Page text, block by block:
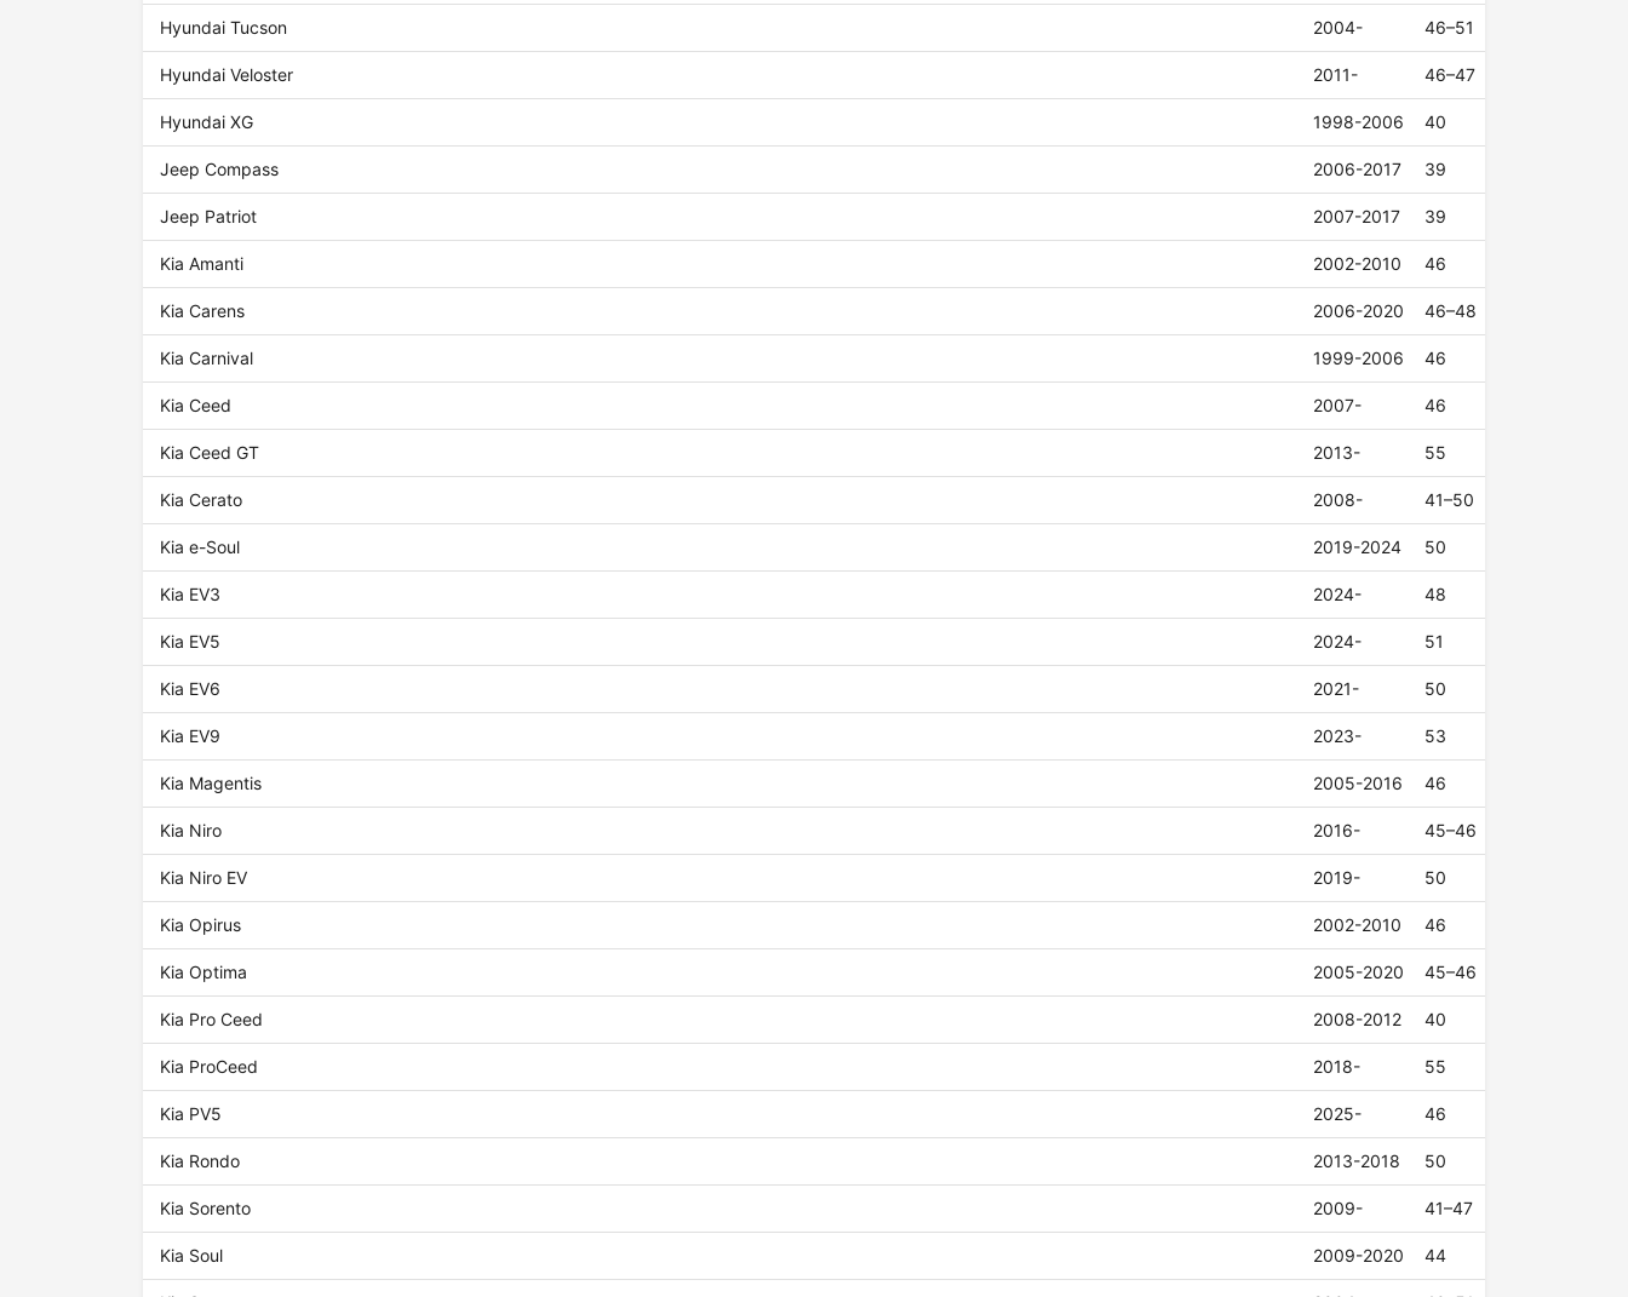
Hyundai Tucson 2004- 46–51
Hyundai Veloster 2011- 46–47
Hyundai XG 1998-2006 40
Jeep Compass 2006-2017 39
Jeep Patriot 2007-2017 39
Kia Amanti 2002-2010 46
Kia Carens 2006-2020 46–48
Kia Carnival 1999-2006 46
Kia Ceed 2007- 46
Kia Ceed GT 2013- 55
Kia Cerato 2008- 41–50
Kia e-Soul 2019-2024 50
Kia EV3 2024- 48
Kia EV5 2024- 51
Kia EV6 2021- 50
Kia EV9 2023- 53
Kia Magentis 2005-2016 46
Kia Niro 2016- 45–46
Kia Niro EV 2019- 50
Kia Opirus 2002-2010 46
Kia Optima 2005-2020 45–46
Kia Pro Ceed 2008-2012 40
Kia ProCeed 2018- 55
Kia PV5 2025- 46
Kia Rondo 2013-2018 50
Kia Sorento 2009- 41–47
Kia Soul 2009-2020 44